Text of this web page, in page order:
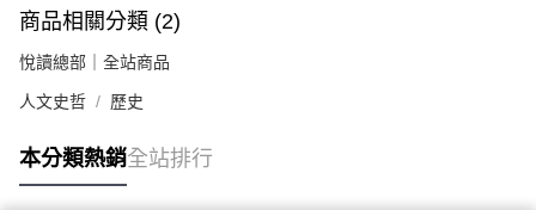
商品相關分類 (2)
悅讀總部｜全站商品
人文史哲 歷史
本分類熱銷全站排行